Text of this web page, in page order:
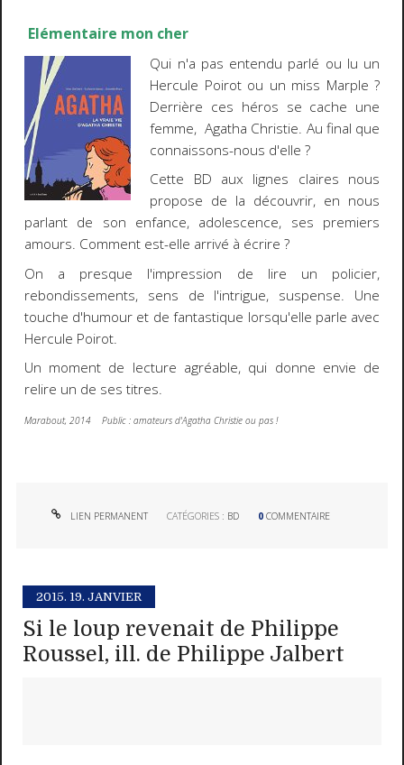
Elémentaire mon cher
Qui n'a pas entendu parlé ou lu un
Hercule Poirot ou un miss Marple ?
Derrière ces héros se cache une
femme, Agatha Christie. Au final que
connaissons-nous d'elle ?
Cette BD aux lignes claires nous
propose de la découvrir, en nous
parlant de son enfance, adolescence, ses premiers
amours. Comment est-elle arrivé à écrire ?
On a presque l'impression de lire un policier,
rebondissements, sens de l'intrigue, suspense. Une
touche d'humour et de fantastique lorsqu'elle parle avec
Hercule Poirot.
Un moment de lecture agréable, qui donne envie de
relire un de ses titres.
Marabout, 2014 Public : amateurs d'Agatha Christie ou pas !
LIEN PERMANENT CATÉGORIES : BD 0 COMMENTAIRE
2015. 19. JANVIER
Si le loup revenait de Philippe
Roussel, ill. de Philippe Jalbert